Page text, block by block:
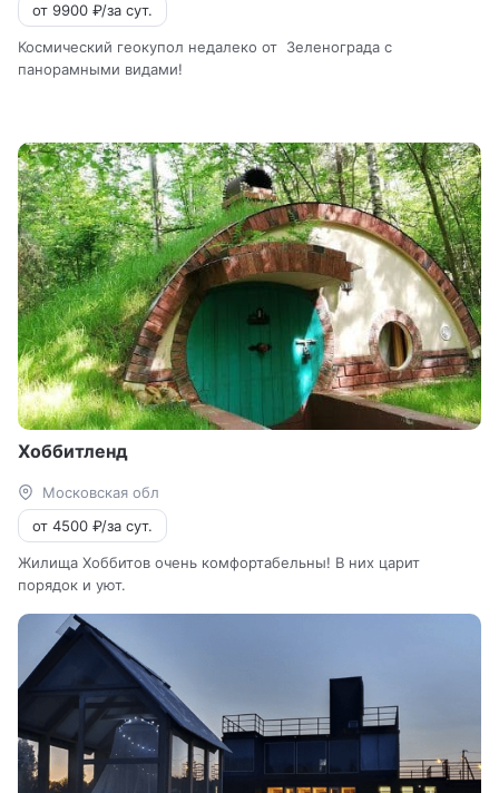
от 9900 ₽/за сут.
Космический геокупол недалеко от Зеленограда с
панорамными видами!
Хоббитленд
Московская обл
от 4500 ₽/за сут.
Жилища Хоббитов очень комфортабельны! В них царит
порядок и уют.